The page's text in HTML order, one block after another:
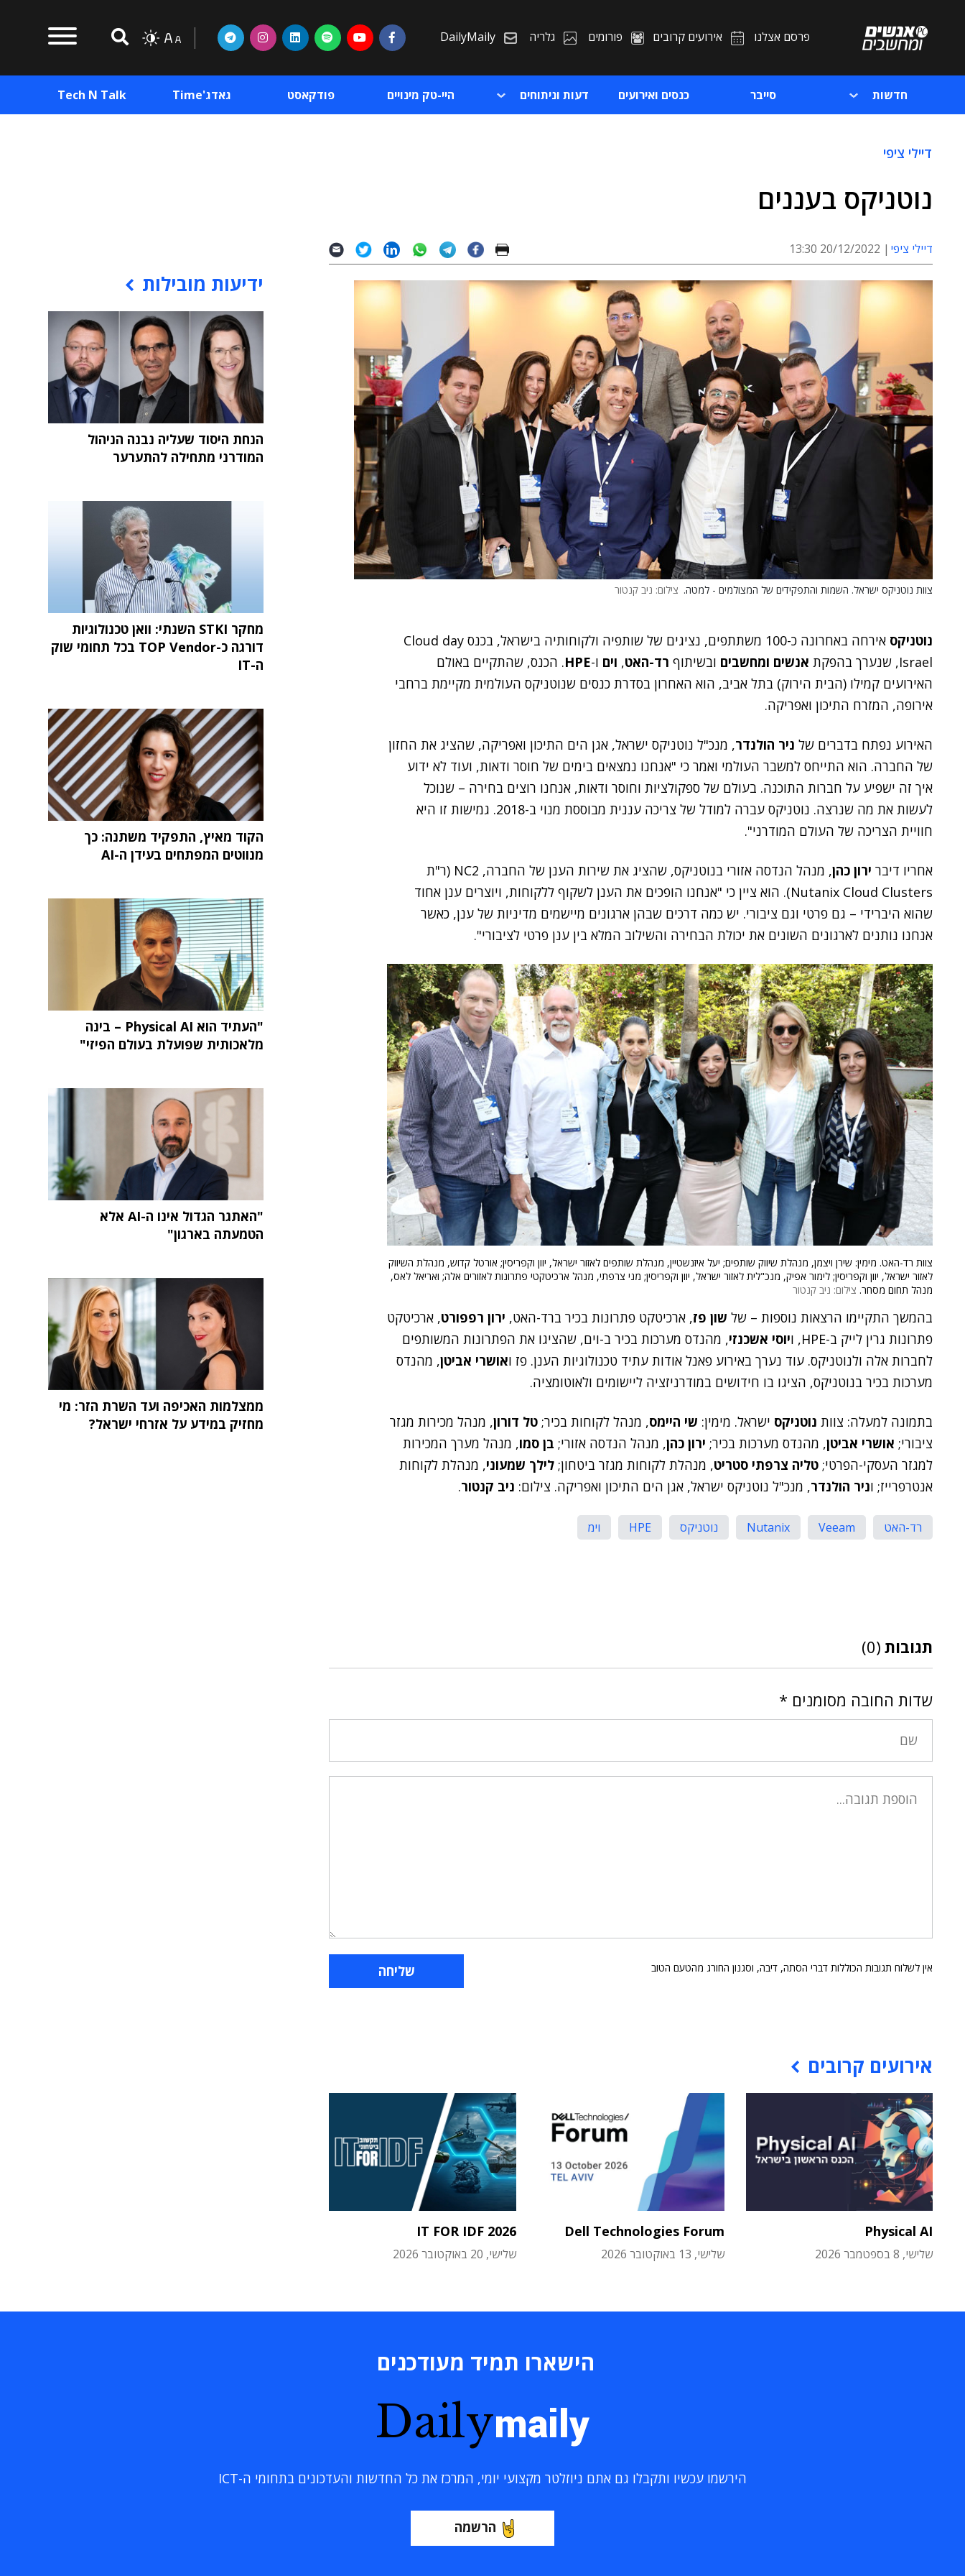
פרסם אצלנו אירועים קרובים פורומים גלריה DailyMaily
חדשות סייבר כנסים ואירועים דעות וניתוחים היי-טק מינויים פודקאסט גאדג'Time Tech N Talk
דיילי ציפי
נוטניקס בעננים
דיילי ציפי 20/12/2022 13:30
צוות נוטניקס ישראל. השמות והתפקידים של המצולמים - למטה. צילום: ניב קנטור
נוטניקס
אירחה באחרונה כ-100 משתתפים, נציגים של שותפיה ולקוחותיה בישראל, בכנס Cloud day
Israel, שנערך בהפקת
אנשים ומחשבים ובשיתוף רד-האט, וים ו-HPE. הכנס, שהתקיים באולם
האירועים קמילו (הבית הירוק) בתל אביב, הוא האחרון בסדרת כנסים שנוטניקס העולמית מקיימת ברחבי
אירופה, המזרח התיכון ואפריקה.
האירוע נפתח בדברים של ניר הולנדר, מנכ"ל נוטניקס ישראל, אגן הים התיכון ואפריקה, שהציג את החזון
של החברה. הוא התייחס למשבר העולמי ואמר כי "אנחנו נמצאים בימים של חוסר ודאות, ועוד לא ידוע
איך זה ישפיע על חברות התוכנה. בעולם של ספקולציות וחוסר ודאות, אנחנו רוצים בחירה – שנוכל
לעשות את מה שנרצה. נוטניקס עברה למודל של צריכה עננית מבוססת מנוי ב-2018. גמישות זו היא
חוויית הצריכה של העולם המודרני".
אחריו דיבר ירון כהן
, מנהל הנדסה אזורי בנוטניקס, שהציג את שירות הענן של החברה, NC2 (ר"ת
Nutanix Cloud Clusters). הוא ציין כי "אנחנו הופכים את הענן לשקוף ללקוחות, ויוצרים ענן אחוד
שהוא היברידי – גם פרטי וגם ציבורי. יש כמה דרכים שבהן ארגונים מיישמים מדיניות של ענן, כאשר
אנחנו נותנים לארגונים השונים את יכולת הבחירה והשילוב המלא בין ענן פרטי לציבורי".
צוות רד-האט. מימין: שירן ויצמן, מנהלת שיווק שותפים; יעל איזנשטיין, מנהלת שותפים לאזור ישראל, יוון וקפריסין; אורטל קדוש, מנהלת השיווק
לאזור ישראל, יוון וקפריסין; לימור אפיק, מנכ"לית לאזור ישראל, יוון וקפריסין; מני צרפתי, מנהל ארכיטקטי פתרונות לאזורים אלה; ואריאל לאס,
מנהל תחום מסחר. צילום: ניב קנטור
בהמשך התקיימו הרצאות נוספות – של שון פז, ארכיטקט פתרונות בכיר ברד-האט, ירון רפפורט, ארכיטקט
פתרונות גרין לייק ב-HPE, ו
יוסי אשכנזי, מהנדס מערכות בכיר ב-וים, שהציגו את הפתרונות המשותפים
לחברות אלה ולנוטניקס. עוד נערך באירוע פאנל אודות עתיד טכנולוגיות הענן. פז ואושרי אביטן, מהנדס
מערכות בכיר בנוטניקס, הציגו בו חידושים במודרניזציה ליישומים ולאוטומציה.
בתמונה למעלה: צוות נוטניקס ישראל. מימין: שי היימס, מנהל לקוחות בכיר; טל דורון, מנהל מכירות מגזר
ציבורי; אושרי אביטן, מהנדס מערכות בכיר; ירון כהן, מנהל הנדסה אזורי; בן סמו, מנהל מערך המכירות
למגזר העסקי-הפרטי; טליה צרפתי סטריט, מנהלת לקוחות מגזר ביטחון; לילך שמעוני, מנהלת לקוחות
אנטרפרייז; וניר הולנדר, מנכ"ל נוטניקס ישראל, אגן הים התיכון ואפריקה. צילום: ניב קנטור.
רד-האט Veeam
Nutanix נוטניקס HPE וימ
תגובות (0)
שדות החובה מסומנים *
אין לשלוח תגובות הכוללות דברי הסתה, דיבה, וסגנון החורג מהטעם הטוב
אירועים קרובים
Physical AI
שלישי, 8 בספטמבר 2026
Dell Technologies Forum
שלישי, 13 באוקטובר 2026
IT FOR IDF 2026
שלישי, 20 באוקטובר 2026
ידיעות מובילות
הנחת היסוד שעליה נבנה הניהול
המודרני מתחילה להתערער
מחקר STKI השנתי: וואן טכנולוגיות
דורגה כ-TOP Vendor בכל תחומי שוק
ה-IT
הקוד מאיץ, התפקיד משתנה: כך
מנווטים המפתחים בעידן ה-AI
"העתיד הוא Physical AI – בינה
מלאכותית שפועלת בעולם הפיזי"
"האתגר הגדול אינו ה-AI אלא
הטמעתה בארגון"
ממצלמות האכיפה ועד השרת הזר: מי
מחזיק במידע על אזרחי ישראל?
הישארו תמיד מעודכנים
Dailymaily
הירשמו עכשיו ותקבלו גם אתם ניוזלטר מקצועי יומי, המרכז את כל החדשות והעדכונים בתחומי ה-ICT
הרשמה